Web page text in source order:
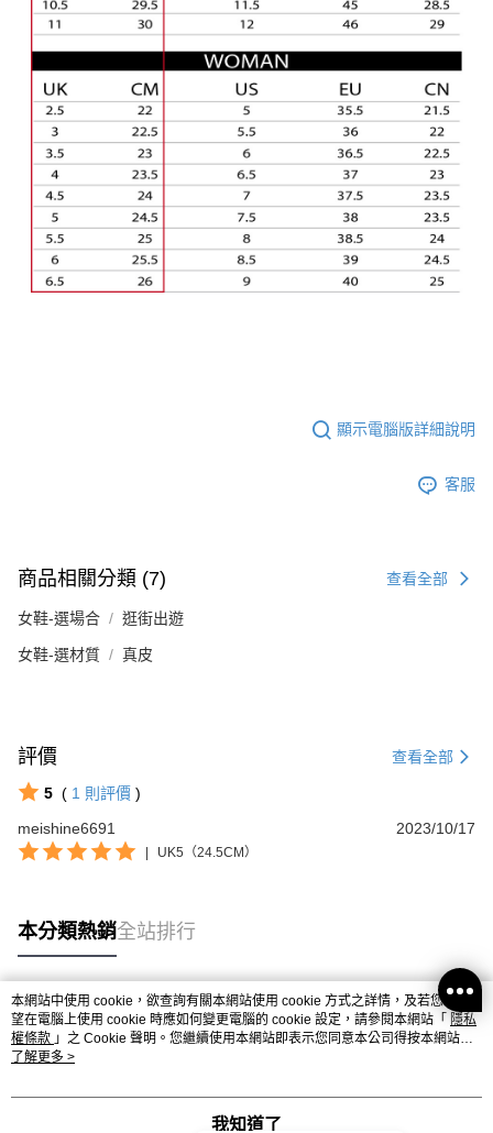
顯示電腦版詳細說明
客服
商品相關分類 (7) 查看全部
女鞋-選場合 逛街出遊
女鞋-選材質 真皮
評價 查看全部
5 ( 1 則評價 )
meishine6691
2023/10/17
| UK5（24.5CM）
本分類熱銷全站排行
熱門標籤
本網站中使用 cookie，欲查詢有關本網站使用 cookie 方式之詳情，及若您不希
望在電腦上使用 cookie 時應如何變更電腦的 cookie 設定，請參閱本網站「 隱私
權條款 」之 Cookie 聲明。您繼續使用本網站即表示您同意本公司得按本網站使
用條款之 Cookie 聲明使用 cookie。
了解更多 >
我知道了